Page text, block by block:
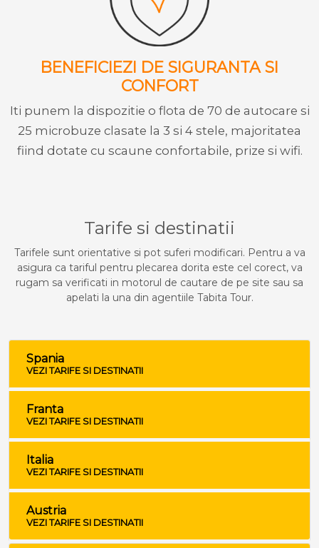
BENEFICIEZI DE SIGURANTA SI
CONFORT
Iti punem la dispozitie o flota de 70 de autocare si
25 microbuze clasate la 3 si 4 stele, majoritatea
fiind dotate cu scaune confortabile, prize si wifi.
Tarife si destinatii
Tarifele sunt orientative si pot suferi modificari. Pentru a va
asigura ca tariful pentru plecarea dorita este cel corect, va
rugam sa verificati in motorul de cautare de pe site sau sa
apelati la una din agentiile Tabita Tour.
Spania
VEZI TARIFE SI DESTINATII
Franta
VEZI TARIFE SI DESTINATII
Italia
VEZI TARIFE SI DESTINATII
Austria
VEZI TARIFE SI DESTINATII